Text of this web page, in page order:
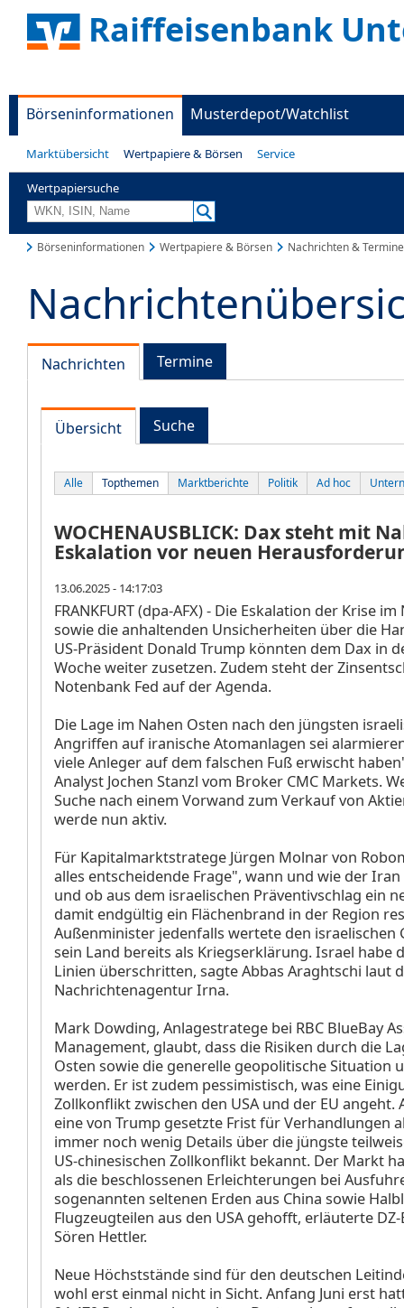
Raiffeisenbank
Börseninformationen Musterdepot/Watchlist
Marktübersicht Wertpapiere & Börsen Service
Wertpapiersuche
Börseninformationen Wertpapiere & Börsen Nachrichten & Termine
Nachrichten Termine
Übersicht Suche
Alle Topthemen Marktberichte Politik Ad hoc
WOCHENAUSBLICK: Dax steht mit
Eskalation vor neuen
13.06.2025 - 14:17:03
FRANKFURT (dpa-AFX) - Die Eskalation der Krise
sowie die anhaltenden Unsicherheiten über die
US-Präsident Donald Trump könnten dem Dax in
Woche weiter zusetzen. Zudem steht der
Notenbank Fed auf der Agenda.
Die Lage im Nahen Osten nach den jüngsten
Angriffen auf iranische Atomanlagen sei
viele Anleger auf dem falschen Fuß erwischt
Analyst Jochen Stanzl vom Broker CMC Markets.
Suche nach einem Vorwand zum Verkauf von
werde nun aktiv.
Für Kapitalmarktstratege Jürgen Molnar von
alles entscheidende Frage", wann und wie der
und ob aus dem israelischen Präventivschlag ein
damit endgültig ein Flächenbrand in der Region
Außenminister jedenfalls wertete den israelischen
sein Land bereits als Kriegserklärung. Israel habe
Linien überschritten, sagte Abbas Araghtschi laut
Nachrichtenagentur Irna.
Mark Dowding, Anlagestratege bei RBC BlueBay
Management, glaubt, dass die Risiken durch die
Osten sowie die generelle geopolitische Situation
werden. Er ist zudem pessimistisch, was eine
Zollkonflikt zwischen den USA und der EU angeht.
eine von Trump gesetzte Frist für Verhandlungen
immer noch wenig Details über die jüngste
US-chinesischen Zollkonflikt bekannt. Der Markt
als die beschlossenen Erleichterungen bei
sogenannten seltenen Erden aus China sowie
Flugzeugteilen aus den USA gehofft, erläuterte
Sören Hettler.
Neue Höchststände sind für den deutschen
wohl erst einmal nicht in Sicht. Anfang Juni erst